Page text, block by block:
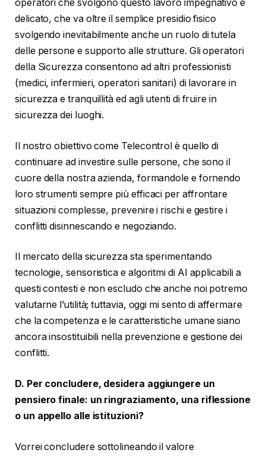
operatori che svolgono questo lavoro impegnativo e
delicato, che va oltre il semplice presidio fisico
svolgendo inevitabilmente anche un ruolo di tutela
delle persone e supporto alle strutture. Gli operatori
della Sicurezza consentono ad altri professionisti
(medici, infermieri, operatori sanitari) di lavorare in
sicurezza e tranquillità ed agli utenti di fruire in
sicurezza dei luoghi.
Il nostro obiettivo come Telecontrol è quello di
continuare ad investire sulle persone, che sono il
cuore della nostra azienda, formandole e fornendo
loro strumenti sempre più efficaci per affrontare
situazioni complesse, prevenire i rischi e gestire i
conflitti disinnescando e negoziando.
Il mercato della sicurezza sta sperimentando
tecnologie, sensoristica e algoritmi di AI applicabili a
questi contesti e non escludo che anche noi potremo
valutarne l’utilità; tuttavia, oggi mi sento di affermare
che la competenza e le caratteristiche umane siano
ancora insostituibili nella prevenzione e gestione dei
conflitti.
D. Per concludere, desidera aggiungere un
pensiero finale: un ringraziamento, una riflessione
o un appello alle istituzioni?
Vorrei concludere sottolineando il valore